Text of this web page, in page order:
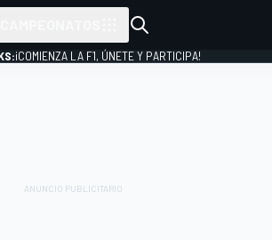
¡COMIENZA LA F1, ÚNETE Y PARTICIPA!